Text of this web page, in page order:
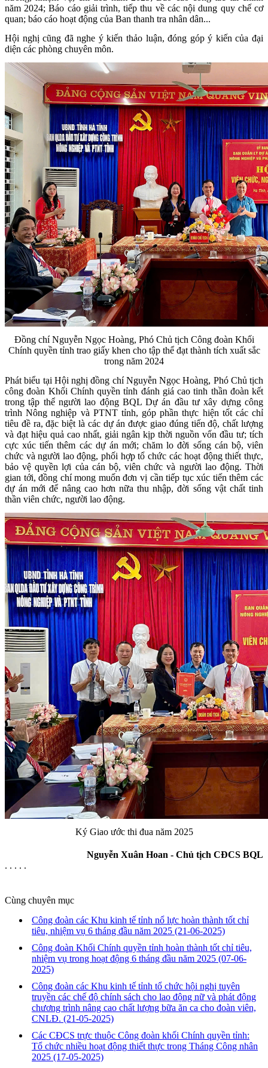
năm 2024; Báo cáo giải trình, tiếp thu về các nội dung quy chế cơ
quan; báo cáo hoạt động của Ban thanh tra nhân dân...
Hội nghị cũng đã nghe ý kiến thảo luận, đóng góp ý kiến của đại
diện các phòng chuyên môn.
Đồng chí Nguyễn Ngọc Hoàng, Phó Chủ tịch Công đoàn Khối
Chính quyền tỉnh trao giấy khen cho tập thể đạt thành tích xuất sắc
trong năm 2024
Phát biểu tại Hội nghị đồng chí Nguyễn Ngọc Hoàng, Phó Chủ tịch
công đoàn Khối Chính quyền tỉnh đánh giá cao tinh thần đoàn kết
trong tập thể người lao động BQL Dự án đầu tư xây dựngcông
trình Nông nghiệp và PTNT tỉnh, góp phần thực hiện tốt các chỉ
tiêu đề ra, đặc biệt là các dự án được giao đúng tiến độ, chất lượng
và đạt hiệu quả cao nhất, giải ngân kịp thời nguồn vốn đầu tư; tích
cực xúc tiến thêm các dự án mới; chăm lo đời sống cán bộ, viên
chức và người lao động, phối hợp tổ chức các hoạt động thiết thực,
bảo vệ quyền lợi của cán bộ, viên chức và người lao động. Thời
gian tới, đồng chí mong muốn đơn vị cần tiếp tục xúc tiến thêm các
dự án mới để nâng cao hơn nữa thu nhập, đời sống vật chất tinh
thần viên chức, người lao động.
Ký Giao ước thi đua năm 2025
Nguyễn Xuân Hoan - Chủ tịch CĐCS BQL
. . . . .
Cùng chuyên mục
Công đoàn các Khu kinh tế tỉnh nổ lực hoàn thành tốt chỉ
tiêu, nhiệm vụ 6 tháng đầu năm 2025 (21-06-2025)
Công đoàn Khối Chính quyền tỉnh hoàn thành tốt chỉ tiêu,
nhiệm vụ trong hoạt động 6 tháng đầu năm 2025 (07-06-
2025)
Công đoàn các Khu kinh tế tỉnh tổ chức hội nghị tuyên
truyền các chế độ chính sách cho lao động nữ và phát động
chương trình nâng cao chất lượng bữa ăn ca cho đoàn viên,
CNLĐ. (21-05-2025)
Các CĐCS trực thuộc Công đoàn khối Chính quyền tỉnh:
Tổ chức nhiều hoạt động thiết thực trong Tháng Công nhân
2025 (17-05-2025)